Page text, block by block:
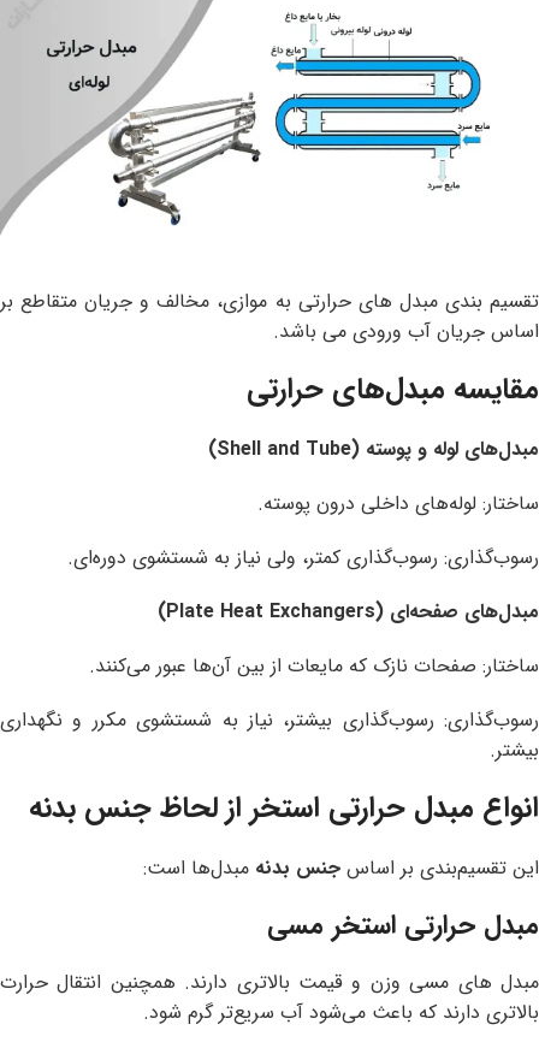
تقسیم بندی مبدل های حرارتی به موازی، مخالف و جریان متقاطع بر
اساس جریان آب ورودی می باشد.
مقایسه مبدل‌های حرارتی
مبدل‌های لوله و پوسته (Shell and Tube)
ساختار: لوله‌های داخلی درون پوسته.
رسوب‌گذاری: رسوب‌گذاری کمتر، ولی نیاز به شستشوی دوره‌ای.
مبدل‌های صفحه‌ای (Plate Heat Exchangers)
ساختار: صفحات نازک که مایعات از بین آن‌ها عبور می‌کنند.
رسوب‌گذاری: رسوب‌گذاری بیشتر، نیاز به شستشوی مکرر و نگهداری
بیشتر.
انواع مبدل حرارتی استخر از لحاظ جنس بدنه
این تقسیم‌بندی بر اساس جنس بدنه مبدل‌ها است:
مبدل حرارتی استخر مسی
مبدل های مسی وزن و قیمت بالاتری دارند. همچنین انتقال حرارت
بالاتری دارند که باعث می‌شود آب سریع‌تر گرم شود.